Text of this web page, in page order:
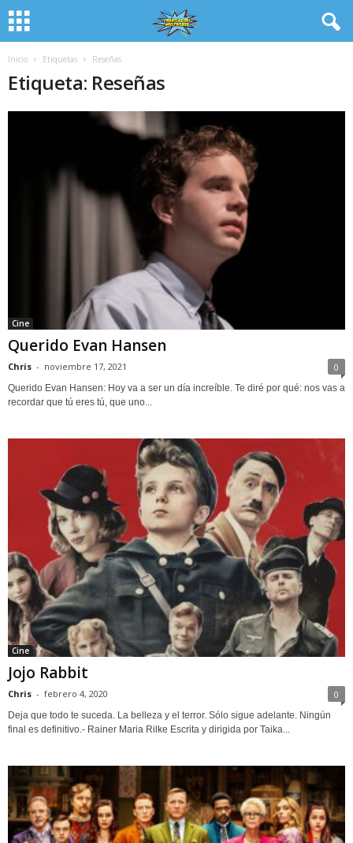
Inicio Etiquetas Reseñas
Etiqueta: Reseñas
Cine
Querido Evan Hansen
Chris - noviembre 17, 2021 0
Querido Evan Hansen: Hoy va a ser un día increíble. Te diré por qué: nos vas a
recordar que tú eres tú, que uno...
Cine
Jojo Rabbit
Chris - febrero 4, 2020 0
Deja que todo te suceda. La belleza y el terror. Sólo sigue adelante. Ningún
final es definitivo.- Rainer Maria Rilke Escrita y dirigida por Taika...